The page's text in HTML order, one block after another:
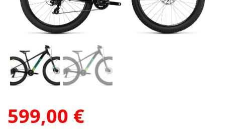
599,00 €